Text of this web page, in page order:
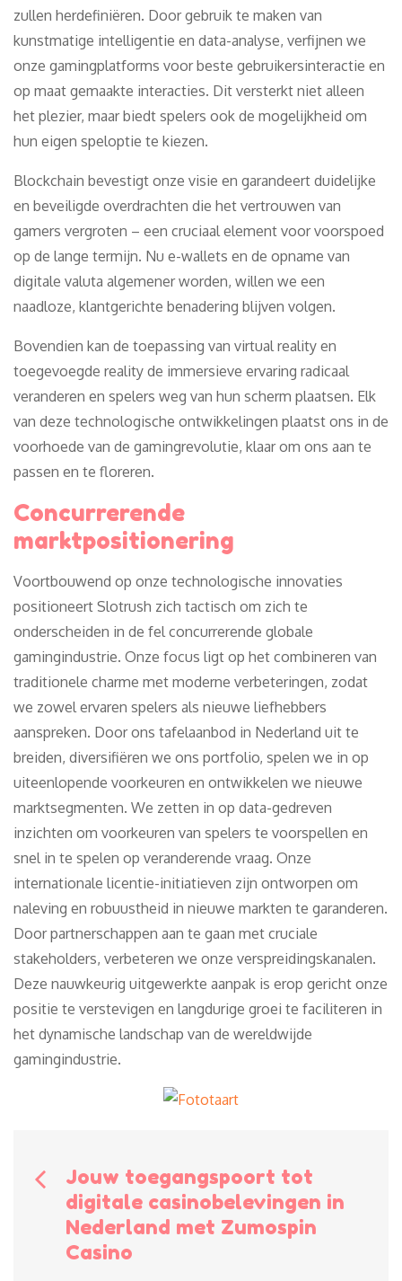
zullen herdefiniëren. Door gebruik te maken van
kunstmatige intelligentie en data-analyse, verfijnen we
onze gamingplatforms voor beste gebruikersinteractie en
op maat gemaakte interacties. Dit versterkt niet alleen
het plezier, maar biedt spelers ook de mogelijkheid om
hun eigen speloptie te kiezen.
Blockchain bevestigt onze visie en garandeert duidelijke
en beveiligde overdrachten die het vertrouwen van
gamers vergroten – een cruciaal element voor voorspoed
op de lange termijn. Nu e-wallets en de opname van
digitale valuta algemener worden, willen we een
naadloze, klantgerichte benadering blijven volgen.
Bovendien kan de toepassing van virtual reality en
toegevoegde reality de immersieve ervaring radicaal
veranderen en spelers weg van hun scherm plaatsen. Elk
van deze technologische ontwikkelingen plaatst ons in de
voorhoede van de gamingrevolutie, klaar om ons aan te
passen en te floreren.
Concurrerende
marktpositionering
Voortbouwend op onze technologische innovaties
positioneert Slotrush zich tactisch om zich te
onderscheiden in de fel concurrerende globale
gamingindustrie. Onze focus ligt op het combineren van
traditionele charme met moderne verbeteringen, zodat
we zowel ervaren spelers als nieuwe liefhebbers
aanspreken. Door ons tafelaanbod in Nederland uit te
breiden, diversifiëren we ons portfolio, spelen we in op
uiteenlopende voorkeuren en ontwikkelen we nieuwe
marktsegmenten. We zetten in op data-gedreven
inzichten om voorkeuren van spelers te voorspellen en
snel in te spelen op veranderende vraag. Onze
internationale licentie-initiatieven zijn ontworpen om
naleving en robuustheid in nieuwe markten te garanderen.
Door partnerschappen aan te gaan met cruciale
stakeholders, verbeteren we onze verspreidingskanalen.
Deze nauwkeurig uitgewerkte aanpak is erop gericht onze
positie te verstevigen en langdurige groei te faciliteren in
het dynamische landschap van de wereldwijde
gamingindustrie.
Bericht
navigatie
Jouw toegangspoort tot
digitale casinobelevingen in
Nederland met Zumospin
Casino